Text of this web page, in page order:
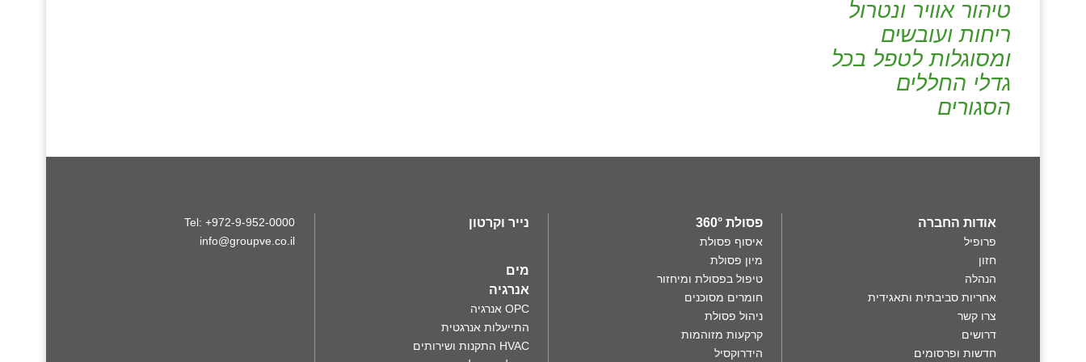
טיהור אוויר ונטרול
ריחות ועובשים
ומסוגלות לטפל בכל
גדלי החללים
הסגורים
אודות החברה
פרופיל
חזון
הנהלה
אחריות סביבתית ותאגידית
צרו קשר
דרושים
חדשות ופרסומים
פסולת 360°
איסוף פסולת
מיון פסולת
טיפול בפסולת ומיחזור
חומרים מסוכנים
ניהול פסולת
קרקעות מזוהמות
הידרוקסיל
נייר וקרטון
מים
אנרגיה
OPC אנרגיה
התייעלות אנרגטית
HVAC התקנות ושירותים
Tel: +972-9-952-0000
info@groupve.co.il